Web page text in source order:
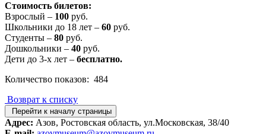
Стоимость билетов:
Взрослый – 100 руб.
Школьники до 18 лет – 60 руб.
Студенты – 80 руб.
Дошкольники – 40 руб.
Дети до 3-х лет – бесплатно.
Количество показов: 484
Возврат к списку
Перейти к началу страницы
Адрес: Азов, Ростовская область, ул.Московская, 38/40